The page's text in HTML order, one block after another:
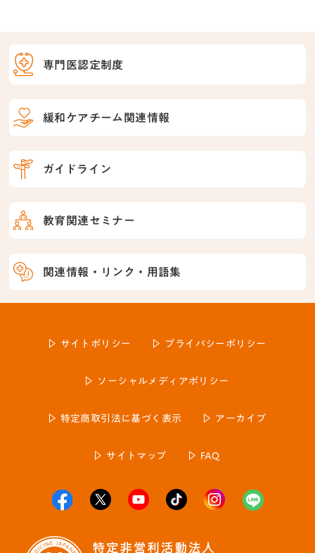
専門医認定制度
緩和ケアチーム関連情報
ガイドライン
教育関連セミナー
関連情報・リンク・用語集
サイトポリシー プライバシーポリシー
ソーシャルメディアポリシー
特定商取引法に基づく表示 アーカイブ
サイトマップ FAQ